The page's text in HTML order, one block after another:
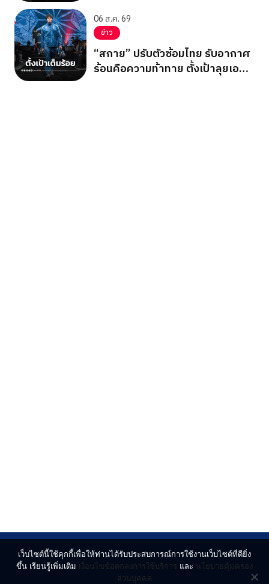
06 ส.ค. 69
ข่าว
“สกาย” ปรับตัวซ้อมไทย รับอากาศ
ร้อนคือความท้าทาย ตั้งเป้าลุยเอ
เว็บไซต์นี้ใช้คุกกี้เพื่อให้ท่านได้รับประสบการณ์การใช้งานเว็บไซต์ที่ดียิ่ง
ขึ้น เรียนรู้เพิ่มเติม เงื่อนไขข้อตกลงการใช้บริการ และ นโยบายคุ้มครอง
ส่วนบุคคล